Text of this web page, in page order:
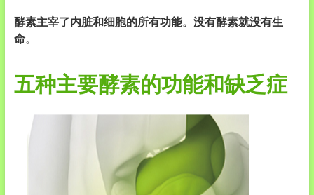
酵素主宰了内脏和细胞的所有功能。没有酵素就没有生
命。
五种主要酵素的功能和缺乏症